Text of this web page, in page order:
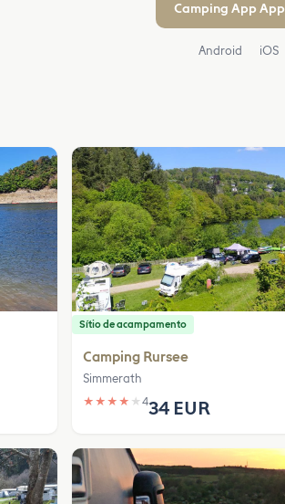
Camping App App
Android iOS
Sítio de acampamento
Camping Rursee
Simmerath
★ ★ ★ ★ ★434 EUR